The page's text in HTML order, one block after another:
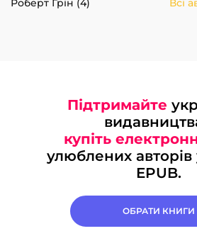
Роберт Грін (4)
Всі
Підтримайте
купіть
улюблених авторів
EPUB.
ОБРАТИ КНИГИ